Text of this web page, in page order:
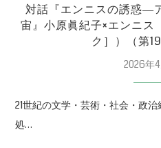
対話『エンニスの誘惑―
宙』小原眞紀子×エンニス
ク］）（第
2026年
21世紀の文学・芸術・社会・政
処…